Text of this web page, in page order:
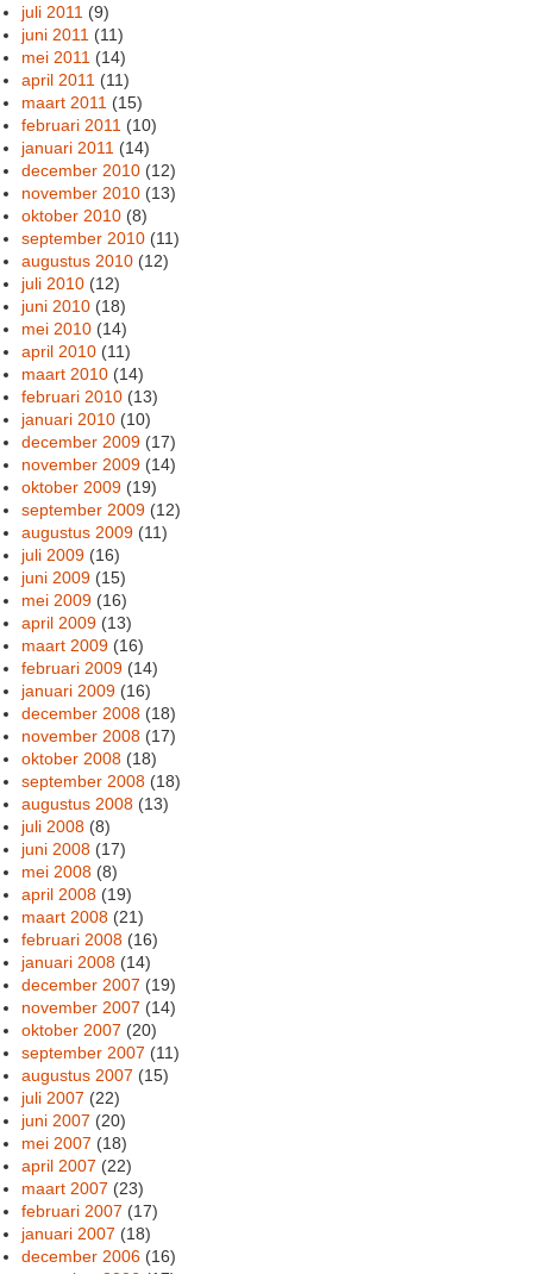
juli 2011 (9)
juni 2011 (11)
mei 2011 (14)
april 2011 (11)
maart 2011 (15)
februari 2011 (10)
januari 2011 (14)
december 2010 (12)
november 2010 (13)
oktober 2010 (8)
september 2010 (11)
augustus 2010 (12)
juli 2010 (12)
juni 2010 (18)
mei 2010 (14)
april 2010 (11)
maart 2010 (14)
februari 2010 (13)
januari 2010 (10)
december 2009 (17)
november 2009 (14)
oktober 2009 (19)
september 2009 (12)
augustus 2009 (11)
juli 2009 (16)
juni 2009 (15)
mei 2009 (16)
april 2009 (13)
maart 2009 (16)
februari 2009 (14)
januari 2009 (16)
december 2008 (18)
november 2008 (17)
oktober 2008 (18)
september 2008 (18)
augustus 2008 (13)
juli 2008 (8)
juni 2008 (17)
mei 2008 (8)
april 2008 (19)
maart 2008 (21)
februari 2008 (16)
januari 2008 (14)
december 2007 (19)
november 2007 (14)
oktober 2007 (20)
september 2007 (11)
augustus 2007 (15)
juli 2007 (22)
juni 2007 (20)
mei 2007 (18)
april 2007 (22)
maart 2007 (23)
februari 2007 (17)
januari 2007 (18)
december 2006 (16)